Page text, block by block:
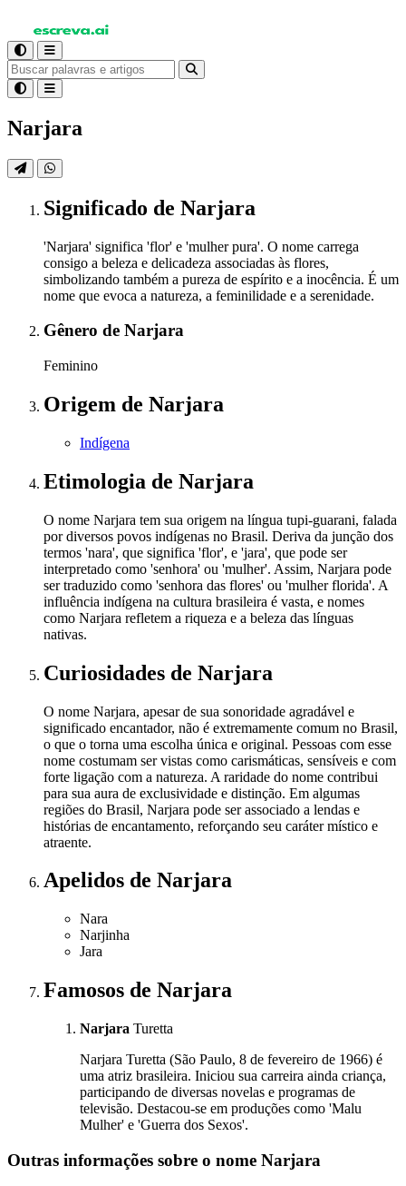
Narjara
Significado de Narjara
'Narjara' significa 'flor' e 'mulher pura'. O nome carrega
consigo a beleza e delicadeza associadas às flores,
simbolizando também a pureza de espírito e a inocência. É um
nome que evoca a natureza, a feminilidade e a serenidade.
Gênero de Narjara
Feminino
Origem de Narjara
Indígena
Etimologia de Narjara
O nome Narjara tem sua origem na língua tupi-guarani, falada
por diversos povos indígenas no Brasil. Deriva da junção dos
termos 'nara', que significa 'flor', e 'jara', que pode ser
interpretado como 'senhora' ou 'mulher'. Assim, Narjara pode
ser traduzido como 'senhora das flores' ou 'mulher florida'. A
influência indígena na cultura brasileira é vasta, e nomes
como Narjara refletem a riqueza e a beleza das línguas
nativas.
Curiosidades de Narjara
O nome Narjara, apesar de sua sonoridade agradável e
significado encantador, não é extremamente comum no Brasil,
o que o torna uma escolha única e original. Pessoas com esse
nome costumam ser vistas como carismáticas, sensíveis e com
forte ligação com a natureza. A raridade do nome contribui
para sua aura de exclusividade e distinção. Em algumas
regiões do Brasil, Narjara pode ser associado a lendas e
histórias de encantamento, reforçando seu caráter místico e
atraente.
Apelidos de Narjara
Nara
Narjinha
Jara
Famosos de Narjara
Narjara Turetta
Narjara Turetta (São Paulo, 8 de fevereiro de 1966) é
uma atriz brasileira. Iniciou sua carreira ainda criança,
participando de diversas novelas e programas de
televisão. Destacou-se em produções como 'Malu
Mulher' e 'Guerra dos Sexos'.
Outras informações sobre o nome Narjara